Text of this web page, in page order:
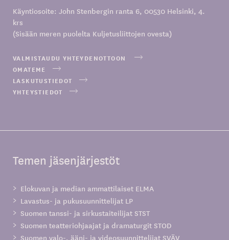
Käyntiosoite: John Stenbergin ranta 6, 00530 Helsinki, 4.
krs
(Sisään meren puolelta Kuljetusliittojen ovesta)
VALMISTAUDU YHTEYDENOTTOON
OMATEME
LASKUTUSTIEDOT
YHTEYSTIEDOT
Temen jäsenjärjestöt
Elokuvan ja median ammattilaiset ELMA
Lavastus- ja pukusuunnittelijat LP
Suomen tanssi- ja sirkustaiteilijat STST
Suomen teatteriohjaajat ja dramaturgit STOD
Suomen valo-, ääni- ja videosuunnittelijat SVÄV